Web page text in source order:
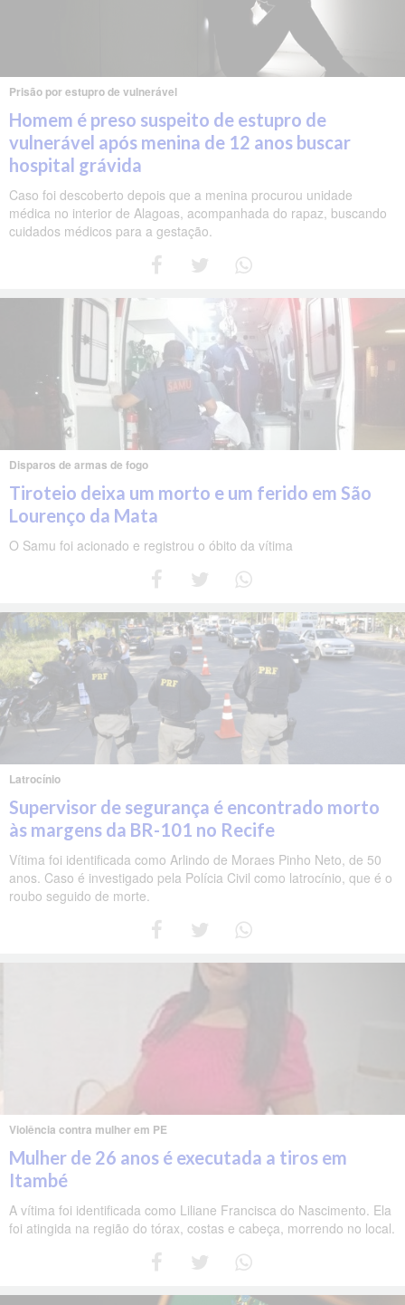
Prisão por estupro de vulnerável
Homem é preso suspeito de estupro de
vulnerável após menina de 12 anos buscar
hospital grávida
Caso foi descoberto depois que a menina procurou unidade
médica no interior de Alagoas, acompanhada do rapaz, buscando
cuidados médicos para a gestação.
Disparos de armas de fogo
Tiroteio deixa um morto e um ferido em São
Lourenço da Mata
O Samu foi acionado e registrou o óbito da vítima
Latrocínio
Supervisor de segurança é encontrado morto
às margens da BR-101 no Recife
Vítima foi identificada como Arlindo de Moraes Pinho Neto, de 50
anos. Caso é investigado pela Polícia Civil como latrocínio, que é o
roubo seguido de morte.
Violência contra mulher em PE
Mulher de 26 anos é executada a tiros em
Itambé
A vítima foi identificada como Liliane Francisca do Nascimento. Ela
foi atingida na região do tórax, costas e cabeça, morrendo no local.